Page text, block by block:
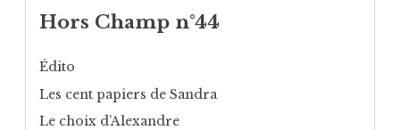
Hors Champ n°44
Édito
Les cent papiers de Sandra
Le choix d’Alexandre